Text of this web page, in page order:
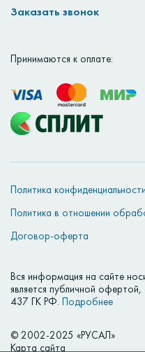
Заказать звонок
Принимаются к оплате:
© 2002-2025 «РУСАЛ»
Карта сайта
Политика конфиденциальности
Политика в отношении
Договор-оферта
Вся информация на сайте
является публичной
437 ГК РФ. Подробнее